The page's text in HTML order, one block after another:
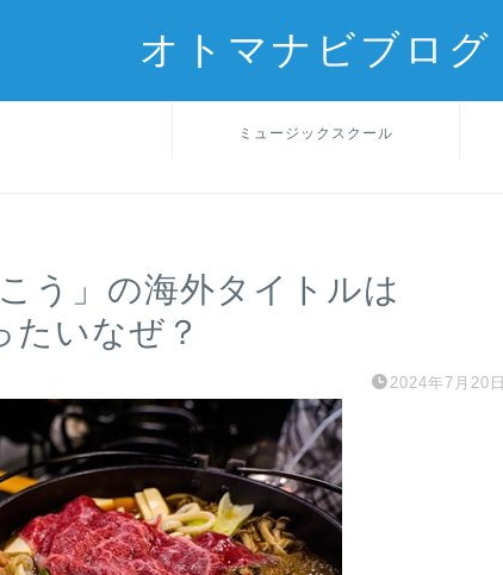
オトマナビブログ
ミュージックスクール
う」の海外タイトルは
たいなぜ？
2024年7月20日